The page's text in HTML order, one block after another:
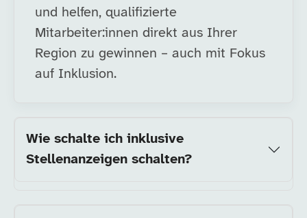
und helfen, qualifizierte
Mitarbeiter:innen direkt aus Ihrer
Region zu gewinnen – auch mit Fokus
auf Inklusion.
Wie schalte ich inklusive
Stellenanzeigen schalten?